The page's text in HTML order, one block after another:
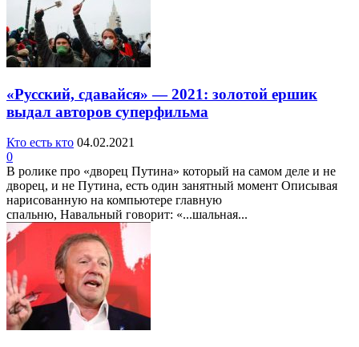
«Русский, сдавайся» — 2021: золотой ершик
выдал авторов суперфильма
Кто есть кто 04.02.2021
0
В ролике про «дворец Путина» который на самом деле и не
дворец, и не Путина, есть один занятный момент Описывая
нарисованную на компьютере главную
спальню, Навальный говорит: «...шальная...